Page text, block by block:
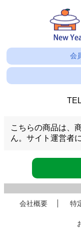
会
こちらの商品は、
ん。サイト運営者
会社概要 特